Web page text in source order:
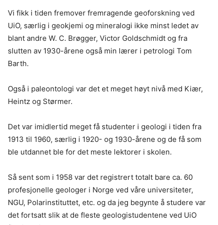
Vi fikk i tiden fremover fremragende geoforskning ved
UiO, særlig i geokjemi og mineralogi ikke minst ledet av
blant andre W. C. Brøgger, Victor Goldschmidt og fra
slutten av 1930-årene også min lærer i petrologi Tom
Barth.
Også i paleontologi var det et meget høyt nivå med Kiær,
Heintz og Størmer.
Det var imidlertid meget få studenter i geologi i tiden fra
1913 til 1960, særlig i 1920- og 1930-årene og de få som
ble utdannet ble for det meste lektorer i skolen.
Så sent som i 1958 var det registrert totalt bare ca. 60
profesjonelle geologer i Norge ved våre universiteter,
NGU, Polarinstituttet, etc. og da jeg begynte å studere var
det fortsatt slik at de fleste geologistudentene ved UiO